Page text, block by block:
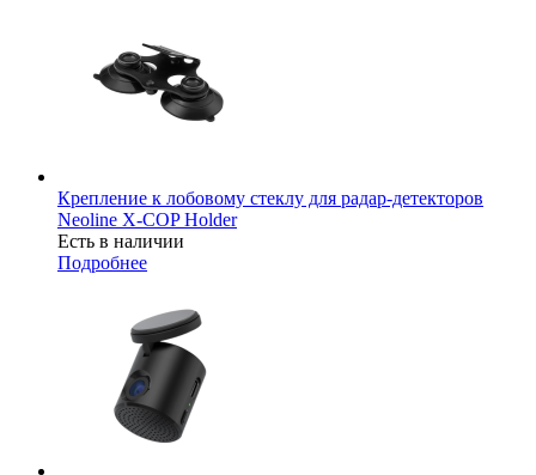
Крепление к лобовому стеклу для радар-детекторов
Neoline X-COP Holder
Есть в наличии
Подробнее